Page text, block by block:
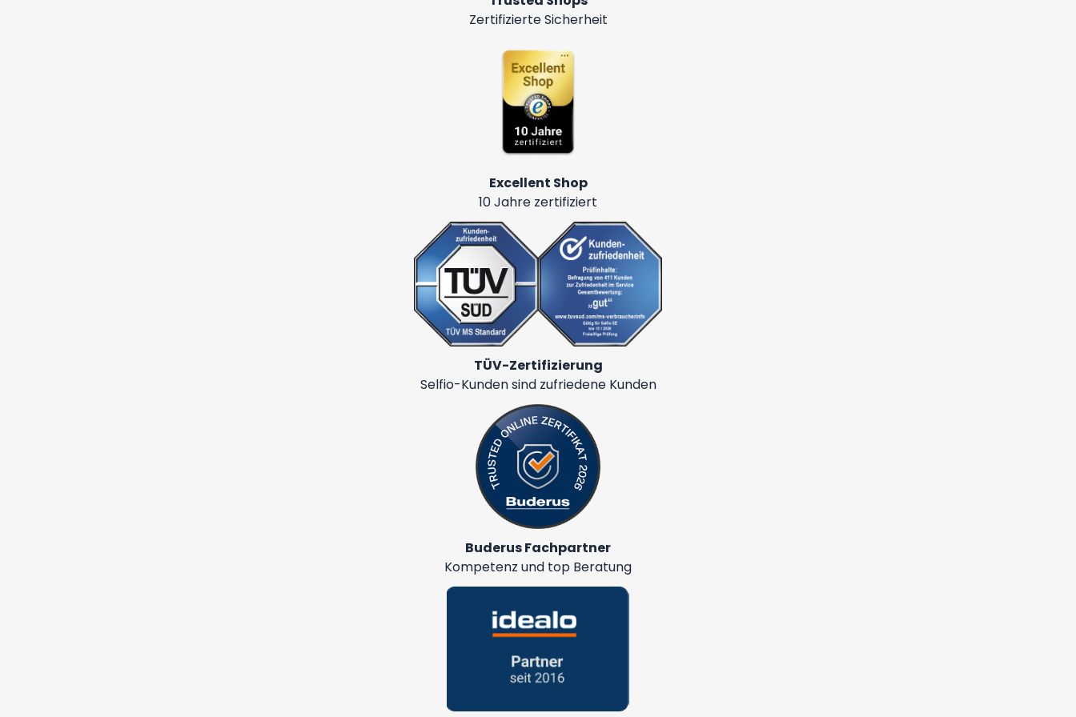
Zertifizierte Sicherheit
Excellent Shop
10 Jahre zertifiziert
TÜV-Zertifizierung
Selfio-Kunden sind zufriedene Kunden
Buderus Fachpartner
Kompetenz und top Beratung